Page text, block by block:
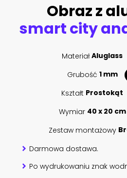
Obraz z
MateriałAluglass
Grubość 1 mm
Kształt Prostokąt
Wymiar 40 x 20 cm
Zestaw montażowy
Darmowa dostawa.
Po wydrukowaniu znak